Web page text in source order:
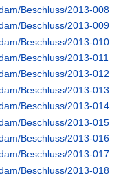
Beschluss/2013-008
Beschluss/2013-009
Beschluss/2013-010
Beschluss/2013-011
Beschluss/2013-012
Beschluss/2013-013
Beschluss/2013-014
Beschluss/2013-015
Beschluss/2013-016
Beschluss/2013-017
Beschluss/2013-018